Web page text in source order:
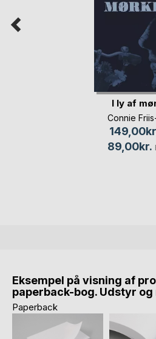
I ly af
Connie
89,00kr.
Eksempel på visning af
paperback-bog. Udstyr
Paperback